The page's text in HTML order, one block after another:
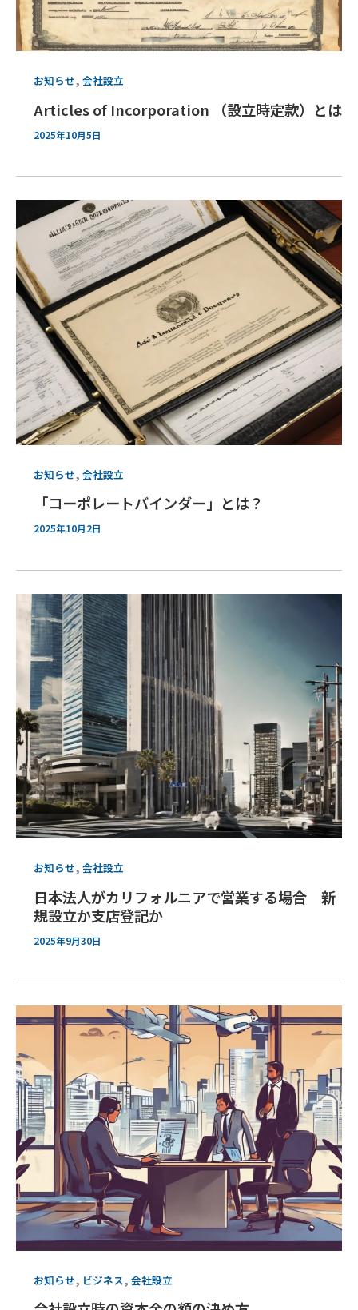
お知らせ, 会社設立
Articles of Incorporation （設立時定款）とは
2025年10月5日
お知らせ, 会社設立
「コーポレートバインダー」とは？
2025年10月2日
お知らせ, 会社設立
日本法人がカリフォルニアで営業する場合 新
規設立か支店登記か
2025年9月30日
お知らせ, ビジネス, 会社設立